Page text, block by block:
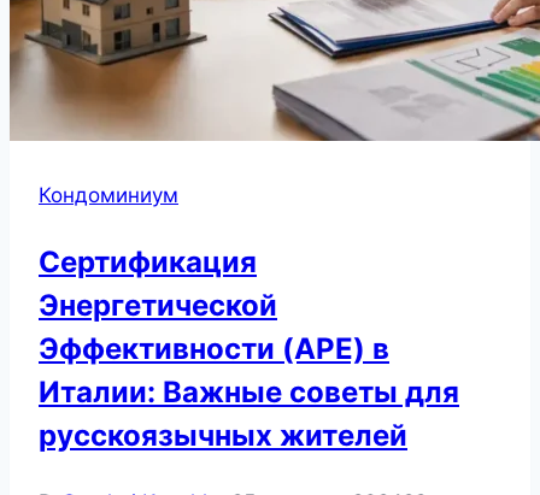
Кондоминиум
Сертификация
Энергетической
Эффективности (APE) в
Италии: Важные советы для
русскоязычных жителей